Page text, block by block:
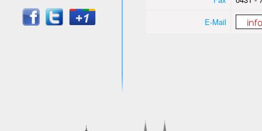
E-Mail